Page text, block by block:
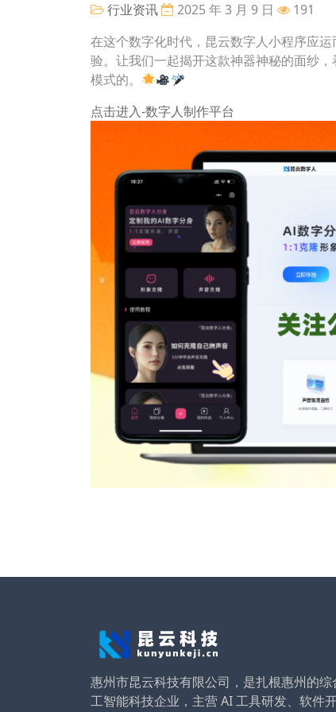
行业资讯 2025 年 3 月 9 日
191
在这个数字化时代，昆云数字人小程序应
验。让我们一起揭开这款神器神秘的面纱
模式的。
点击进入-数字人制作平台
惠州市昆云科技有限公司，是扎根惠州的综
工智能科技企业，主营 AI 工具研发、软件开